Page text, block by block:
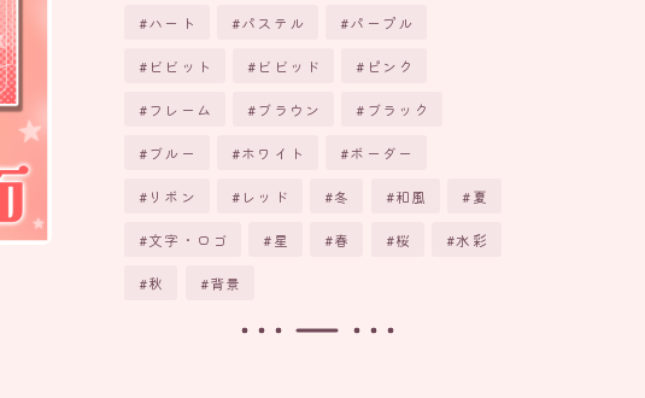
ハート パステル パープル
ビビット ビビッド ピンク
フレーム ブラウン ブラック
ブルー ホワイト ボーダー
リボン レッド 冬 和風 夏
文字・ロゴ 星 春 桜 水彩
秋 背景